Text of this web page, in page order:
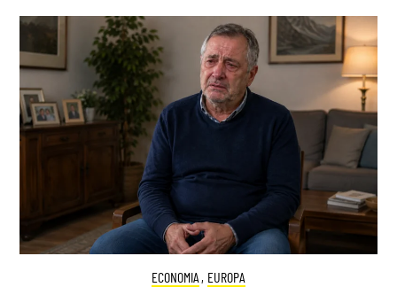
ECONOMIA , EUROPA